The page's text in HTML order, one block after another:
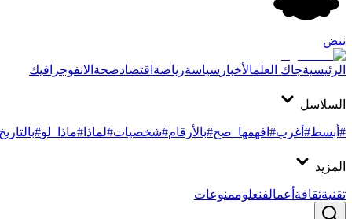
نبض
الرئيسيةجاك العلمالأخبار سياسةرياضةاقتصادصحةالانفوجرافيك
السلاسل
#أبسط#أغرب#افهمها_صح#بالأرقام#شخصيات#لماذا #ماذا_لو#بالتاريخ
المزيد
تقنيةثقافةأعمالفنعلوممنوعات